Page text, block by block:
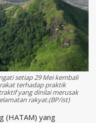
setiap 29 Mei kembali
terhadap praktik
yang dinilai merusak
rakyat.(BP/ist)
(HATAM) yang